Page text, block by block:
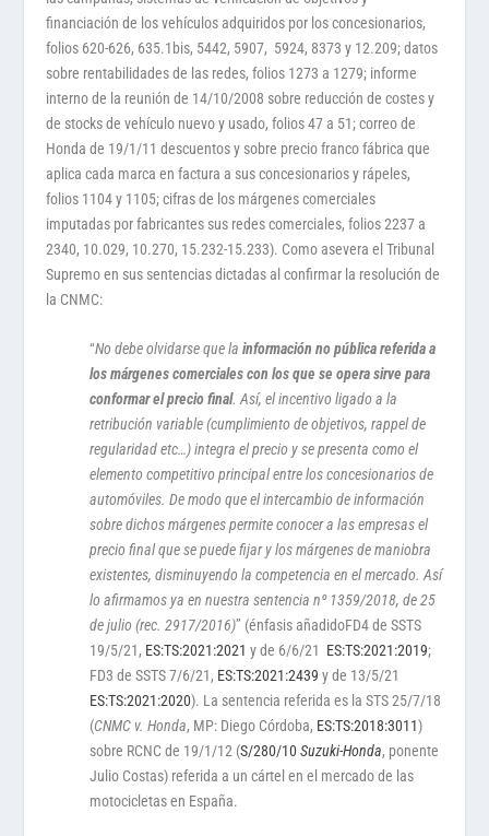
financiación de los vehículos adquiridos por los concesionarios,
folios 620-626, 635.1bis, 5442, 5907, 5924, 8373 y 12.209; datos
sobre rentabilidades de las redes, folios 1273 a 1279; informe
interno de la reunión de 14/10/2008 sobre reducción de costes y
de stocks de vehículo nuevo y usado, folios 47 a 51; correo de
Honda de 19/1/11 descuentos y sobre precio franco fábrica que
aplica cada marca en factura a sus concesionarios y rápeles,
folios 1104 y 1105; cifras de los márgenes comerciales
imputadas por fabricantes sus redes comerciales, folios 2237 a
2340, 10.029, 10.270, 15.232-15.233). Como asevera el Tribunal
Supremo en sus sentencias dictadas al confirmar la resolución de
la CNMC:
“No debe olvidarse que lainformación no pública referida a
los márgenes comerciales con los que se opera sirve para
conformar el precio final. Así, el incentivo ligado a la
retribución variable (cumplimiento de objetivos, rappel de
regularidad etc…) integra el precio y se presenta como el
elemento competitivo principal entre los concesionarios de
automóviles. De modo que el intercambio de información
sobre dichos márgenes permite conocer a las empresas el
precio final que se puede fijar y los márgenes de maniobra
existentes, disminuyendo la competencia en el mercado. Así
lo afirmamos ya en nuestra sentencia nº 1359/2018, de 25
de julio (rec. 2917/2016)” (énfasis añadidoFD4 de SSTS
19/5/21, ES:TS:2021:2021 y de 6/6/21 ES:TS:2021:2019;
FD3 de SSTS 7/6/21, ES:TS:2021:2439 y de 13/5/21
ES:TS:2021:2020). La sentencia referida es la STS 25/7/18
(CNMC v. Honda, MP: Diego Córdoba, ES:TS:2018:3011)
sobre RCNC de 19/1/12 (S/280/10Suzuki-Honda, ponente
Julio Costas) referida a un cártel en el mercado de las
motocicletas en España.